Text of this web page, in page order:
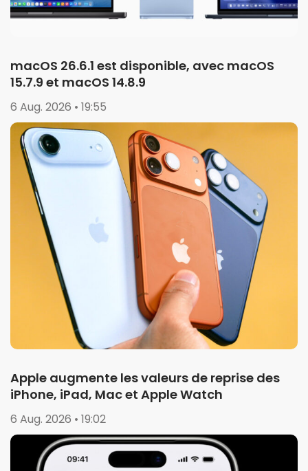
macOS 26.6.1 est disponible, avec macOS
15.7.9 et macOS 14.8.9
6 Aug. 2026 • 19:55
Apple augmente les valeurs de reprise des
iPhone, iPad, Mac et Apple Watch
6 Aug. 2026 • 19:02